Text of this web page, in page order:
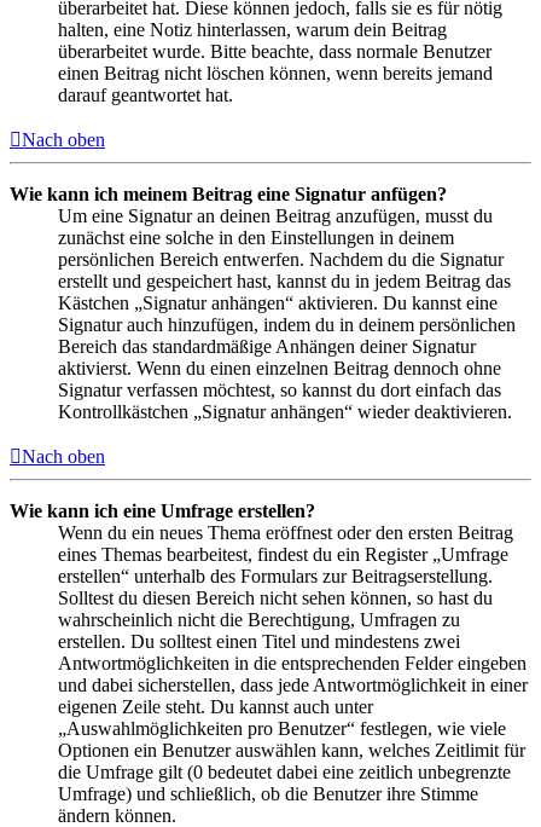
überarbeitet hat. Diese können jedoch, falls sie es für nötig
halten, eine Notiz hinterlassen, warum dein Beitrag
überarbeitet wurde. Bitte beachte, dass normale Benutzer
einen Beitrag nicht löschen können, wenn bereits jemand
darauf geantwortet hat.
Nach oben
Wie kann ich meinem Beitrag eine Signatur anfügen?
Um eine Signatur an deinen Beitrag anzufügen, musst du
zunächst eine solche in den Einstellungen in deinem
persönlichen Bereich entwerfen. Nachdem du die Signatur
erstellt und gespeichert hast, kannst du in jedem Beitrag das
Kästchen „Signatur anhängen“ aktivieren. Du kannst eine
Signatur auch hinzufügen, indem du in deinem persönlichen
Bereich das standardmäßige Anhängen deiner Signatur
aktivierst. Wenn du einen einzelnen Beitrag dennoch ohne
Signatur verfassen möchtest, so kannst du dort einfach das
Kontrollkästchen „Signatur anhängen“ wieder deaktivieren.
Nach oben
Wie kann ich eine Umfrage erstellen?
Wenn du ein neues Thema eröffnest oder den ersten Beitrag
eines Themas bearbeitest, findest du ein Register „Umfrage
erstellen“ unterhalb des Formulars zur Beitragserstellung.
Solltest du diesen Bereich nicht sehen können, so hast du
wahrscheinlich nicht die Berechtigung, Umfragen zu
erstellen. Du solltest einen Titel und mindestens zwei
Antwortmöglichkeiten in die entsprechenden Felder eingeben
und dabei sicherstellen, dass jede Antwortmöglichkeit in einer
eigenen Zeile steht. Du kannst auch unter
„Auswahlmöglichkeiten pro Benutzer“ festlegen, wie viele
Optionen ein Benutzer auswählen kann, welches Zeitlimit für
die Umfrage gilt (0 bedeutet dabei eine zeitlich unbegrenzte
Umfrage) und schließlich, ob die Benutzer ihre Stimme
ändern können.